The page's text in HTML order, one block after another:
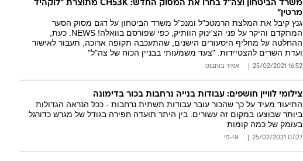
משרד הביטחון וצה"ל בחרו את המסוק החדש: CH53K מתוצרת "לוקהיד
מרטין"
גנץ קיבל את המלצת הרמטכ"ל ומנכ"ל משרד הביטחון על דגם מסוק הסער
המתקדם והיקר על פני הצ'ינוק הוותיק, כפי שפורסם בוואלה! NEWS. כעת,
ההחלטה על מחליף היסעורים הישנים, שהתעכבה תקופה ארוכה, תעבור לאישור
ועדת השרים להצטיידות. "צעד משמעותי בבניין הכוח של צה"ל"
16:52 25/02/2021 אמיר בוחבוט
צילומי לוויין חושפים: עבודות בנייה נרחבות בכור בדימונה
התיעוד מעיד על כך שהכור עובר עבודות תשתית נרחבות - ככל הנראה הגדולות
ביותר שבוצעו במקום זה עשורים. בין היתר תועדה חפירה בגודל של מגרש כדורגל
בעומק של כמה קומות
07:27 25/02/2021 אי-פי